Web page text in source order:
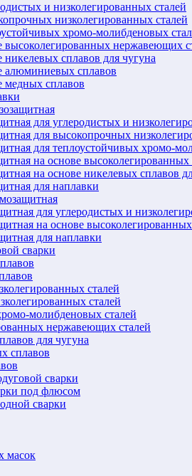
и низколегированных сталей
низколегированных сталей
хромо-молибденовых
высоколегированных нержавеющих
сплавов для чугуна
алюминиевых сплавов
медных сплавов
для углеродистых и
для высокопрочных
для теплоустойчивых хромо-
на основе
на основе никелевых сплавов
для наплавки
для углеродистых и
на основе
для наплавки
сварки
сталей
сталей
молибденовых сталей
нержавеющих сталей
для чугуна
сплавов
сварки
под флюсом
сварки
масок